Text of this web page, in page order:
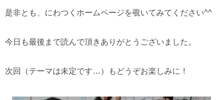
是非とも、にわつくホームページを覗いてみてください^^
今日も最後まで読んで頂きありがとうございました。
次回（テーマは未定です…）もどうぞお楽しみに！